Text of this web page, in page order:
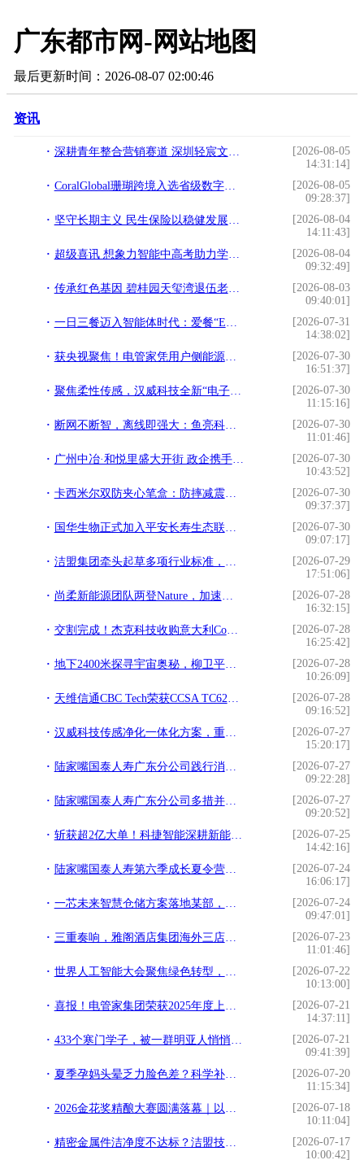
广东都市网-网站地图
最后更新时间：2026-08-07 02:00:46
资讯
深耕青年整合营销赛道 深圳轻宸文化传媒打造品牌年轻化全链路服
[2026-08-05
14:31:14]
CoralGlobal珊瑚跨境入选省级数字贸易高质量发展重点项目
[2026-08-05
09:28:37]
坚守长期主义 民生保险以稳健发展践行保险为民初心
[2026-08-04
14:11:43]
超级喜讯 想象力智能中高考助力学子圆梦清华
[2026-08-04
09:32:49]
传承红色基因 碧桂园天玺湾退伍老兵欢聚一堂 共话“八一”
[2026-08-03
09:40:01]
一日三餐迈入智能体时代：爱餐“E食无忧”正加速孵化
[2026-07-31
14:38:02]
获央视聚焦！电管家凭用户侧能源服务赋能产业合作共赢
[2026-07-30
16:51:37]
聚焦柔性传感，汉威科技全新“电子皮肤”将亮相世界机器人大会
[2026-07-30
11:15:16]
断网不断智，离线即强大：鱼亮科技全链路边缘语音赋能具身智能
[2026-07-30
11:01:46]
广州中冶·和悦里盛大开街 政企携手打造潮流商业、活力社区新样本
[2026-07-30
10:43:52]
卡西米尔双防夹心笔盒：防摔减震还防水，让孩子收纳更省心
[2026-07-30
09:37:37]
国华生物正式加入平安长寿生态联盟，获评行业合作标杆企业
[2026-07-30
09:07:17]
洁盟集团牵头起草多项行业标准，构筑超声波清洗产业技术话语权
[2026-07-29
17:51:06]
尚柔新能源团队两登Nature，加速柔性钙钛矿太空光伏产业化落地
[2026-07-28
16:32:15]
交割完成！杰克科技收购意大利Comelz 100%股权
[2026-07-28
16:25:42]
地下2400米探寻宇宙奥秘，柳卫平院士做客第六十期院士讲堂畅谈“深地追星”与核科技前沿
[2026-07-28
10:26:09]
天维信通CBC Tech荣获CCSA TC621 “SD-WAN+跨境”优秀案例奖
[2026-07-28
09:16:52]
汉威科技传感净化一体化方案，重塑汽车健康座舱新生态
[2026-07-27
15:20:17]
陆家嘴国泰人寿广东分公司践行消保惠民，用心守护长者钱袋子
[2026-07-27
09:22:28]
陆家嘴国泰人寿广东分公司多措并举，开展场景化金融消保宣教
[2026-07-27
09:20:52]
斩获超2亿大单！科捷智能深耕新能源赛道，锂电解决方案持续发力
[2026-07-25
14:42:16]
陆家嘴国泰人寿第六季成长夏令营启幕，聚焦青少年心理健康
[2026-07-24
16:06:17]
一芯未来智慧仓储方案落地某部，树立国防信息化转型新标杆
[2026-07-24
09:47:01]
三重奏响，雅阁酒店集团海外三店将联袂启幕
[2026-07-23
11:01:46]
世界人工智能大会聚焦绿色转型，思格新能源许映童发表主旨演讲
[2026-07-22
10:13:00]
喜报！电管家集团荣获2025年度上海市科学技术奖一等奖
[2026-07-21
14:37:11]
433个寒门学子，被一群明亚人悄悄托起
[2026-07-21
09:41:39]
夏季孕妈头晕乏力脸色差？科学补铁认准菲普利，轻松稳住孕期状态
[2026-07-20
11:15:34]
2026金花奖精酿大赛圆满落幕｜以专业赋能酿造，以匠心致敬精酿！
[2026-07-18
10:11:04]
精密金属件洁净度不达标？洁盟技术超声波清洗方案攻克洁净难题
[2026-07-17
10:00:42]